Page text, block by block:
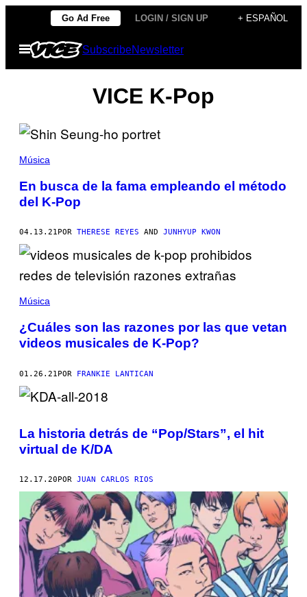
contenido
Go Ad Free LOGIN / SIGN UP + ESPAÑOL
Abrir
Menú
SubscribeNewsletter
VICE K-Pop
Música
En busca de la fama empleando el método
del K-Pop
04.13.21 POR THERESE REYES AND JUNHYUP KWON
Música
¿Cuáles son las razones por las que vetan
videos musicales de K-Pop?
01.26.21POR FRANKIE LANTICAN
La historia detrás de “Pop/Stars”, el hit
virtual de K/DA
12.17.20 POR JUAN CARLOS RIOS